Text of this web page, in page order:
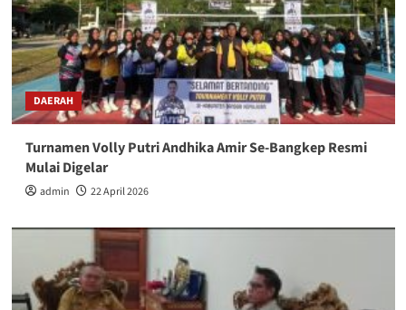
DAERAH
Turnamen Volly Putri Andhika Amir Se-Bangkep Resmi
Mulai Digelar
admin 22 April 2026